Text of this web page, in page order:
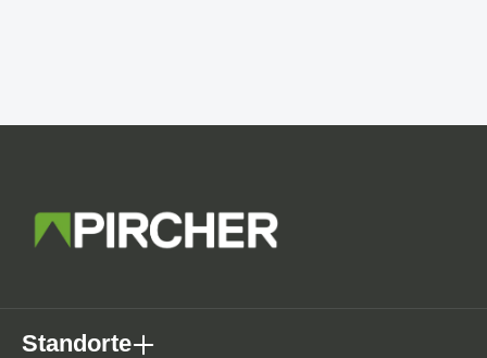
Standorte